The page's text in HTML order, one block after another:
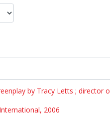
by Tracy Letts ; director
2006